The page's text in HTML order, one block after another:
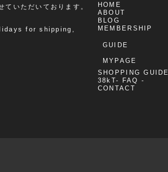
ていただいております。
for shipping,
HOME
ABOUT
BLOG
MEMBERSHIP
GUIDE
MYPAGE
SHOPPING GUIDE
38kT- FAQ -
CONTACT